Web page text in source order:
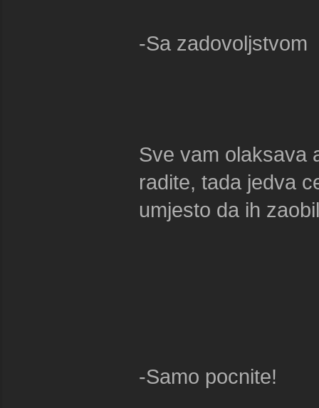
-Sa zadovoljstvom
Sve vam olaksava
radite, tada jedva
umjesto da ih
-Samo pocnite!